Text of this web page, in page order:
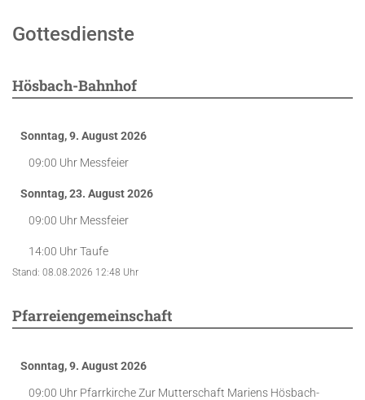
Gottesdienste
Hösbach-Bahnhof
Sonntag, 9. August 2026
09:00 Uhr Messfeier
Sonntag, 23. August 2026
09:00 Uhr Messfeier
14:00 UhrTaufe
Stand: 08.08.2026 12:48 Uhr
Pfarreiengemeinschaft
Sonntag, 9. August 2026
09:00 Uhr Pfarrkirche Zur Mutterschaft Mariens Hösbach-